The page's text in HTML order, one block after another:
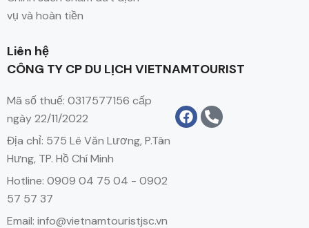
vụ và hoàn tiền
Liên hệ
CÔNG TY CP DU LỊCH VIETNAMTOURIST
Mã số thuế: 0317577156 cấp
ngày 22/11/2022
Địa chỉ: 575 Lê Văn Lương, P.Tân
Hưng, TP. Hồ Chí Minh
Hotline: 0909 04 75 04 - 0902
57 57 37
Email: info@vietnamtouristjsc.vn